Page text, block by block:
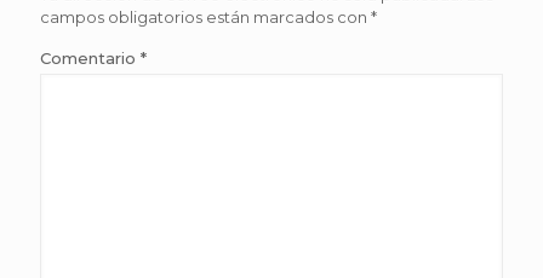
campos obligatorios están marcados con *
Comentario *